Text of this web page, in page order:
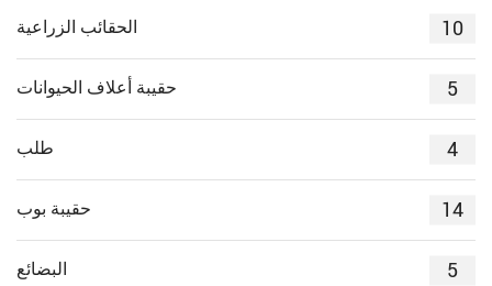
الحقائب الزراعية 10
حقيبة أعلاف الحيوانات 5
طلب 4
حقيبة بوب 14
البضائع 5